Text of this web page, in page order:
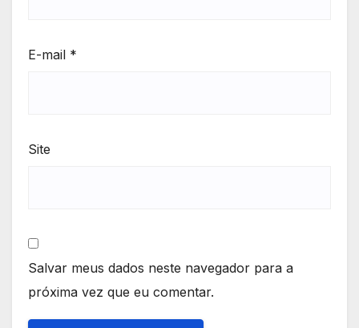
E-mail *
Site
Salvar meus dados neste navegador para a
próxima vez que eu comentar.